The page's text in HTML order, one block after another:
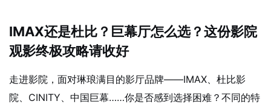
IMAX还是杜比？巨幕厅怎么选？这份影院
观影终极攻略请收好
走进影院，面对琳琅满目的影厅品牌——IMAX、杜比影
院、CINITY、中国巨幕……你是否感到选择困难？不同的特